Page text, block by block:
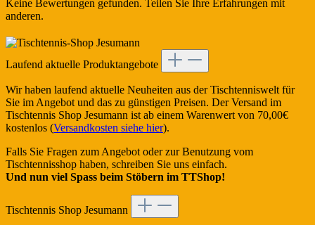
Keine Bewertungen gefunden. Teilen Sie Ihre Erfahrungen mit
anderen.
Laufend aktuelle Produktangebote
Wir haben laufend aktuelle Neuheiten aus der Tischtenniswelt für
Sie im Angebot und das zu günstigen Preisen. Der Versand im
Tischtennis Shop Jesumann ist ab einem Warenwert von 70,00€
kostenlos (Versandkosten siehe hier).
Falls Sie Fragen zum Angebot oder zur Benutzung vom
Tischtennisshop haben, schreiben Sie uns einfach.
Und nun viel Spass beim Stöbern im TTShop!
Tischtennis Shop Jesumann